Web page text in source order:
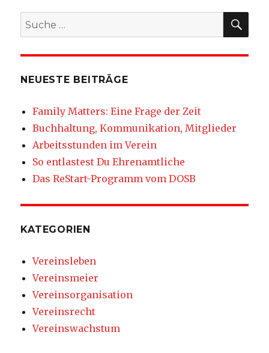
Suche
nach:
NEUESTE BEITRÄGE
Family Matters: Eine Frage der Zeit
Buchhaltung, Kommunikation, Mitglieder
Arbeitsstunden im Verein
So entlastest Du Ehrenamtliche
Das ReStart-Programm vom DOSB
KATEGORIEN
Vereinsleben
Vereinsmeier
Vereinsorganisation
Vereinsrecht
Vereinswachstum